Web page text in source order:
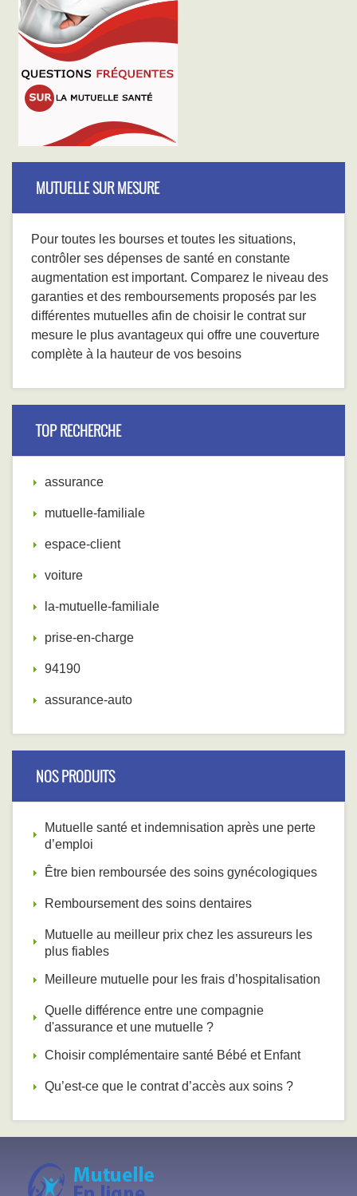
MUTUELLE SUR MESURE
Pour toutes les bourses et toutes les situations,
contrôler ses dépenses de santé en constante
augmentation est important. Comparez le niveau des
garanties et des remboursements proposés par les
différentes mutuelles afin de choisir le contrat sur
mesure le plus avantageux qui offre une couverture
complète à la hauteur de vos besoins
TOP RECHERCHE
assurance
mutuelle-familiale
espace-client
voiture
la-mutuelle-familiale
prise-en-charge
94190
assurance-auto
NOS PRODUITS
Mutuelle santé et indemnisation après une perte
d’emploi
Être bien remboursée des soins gynécologiques
Remboursement des soins dentaires
Mutuelle au meilleur prix chez les assureurs les
plus fiables
Meilleure mutuelle pour les frais d’hospitalisation
Quelle différence entre une compagnie
d'assurance et une mutuelle ?
Choisir complémentaire santé Bébé et Enfant
Qu’est-ce que le contrat d’accès aux soins ?